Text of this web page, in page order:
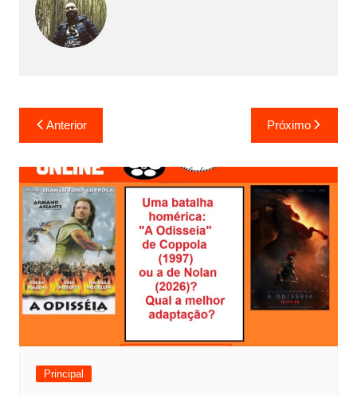
a
v
e
g
a
ç
ã
o
d
Anterior Próximo
Principal